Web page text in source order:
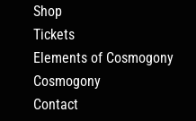
Shop
Tickets
Elements of Cosmogony
Cosmogony
Contact